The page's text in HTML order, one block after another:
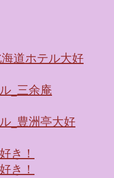
道ホテル大好
_三余庵
_豊洲亭大好
き！
き！